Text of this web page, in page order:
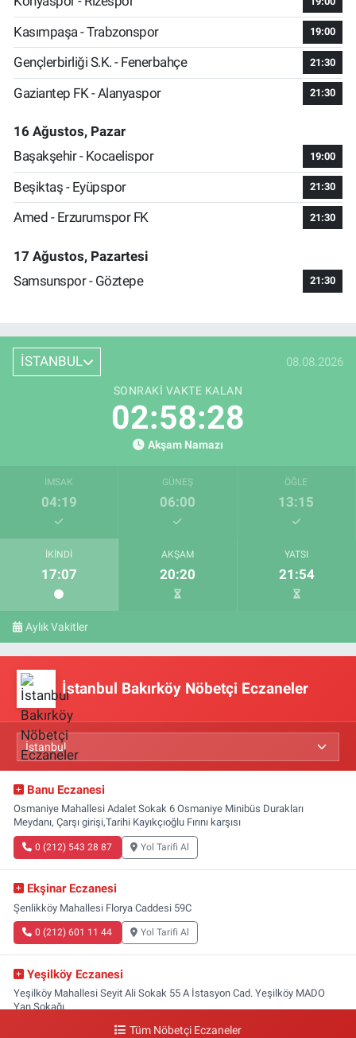
Kasımpaşa - Trabzonspor 19:00
Gençlerbirliği S.K. - Fenerbahçe 21:30
Gaziantep FK - Alanyaspor 21:30
16 Ağustos, Pazar
Başakşehir - Kocaelispor
19:00
Beşiktaş - Eyüpspor 21:30
Amed - Erzurumspor FK 21:30
17 Ağustos, Pazartesi
Samsunspor - Göztepe
21:30
İSTANBUL 08.08.2026
SONRAKI VAKTE KALAN
02:58:28
Akşam Namazı
İMSAK
04:19
GÜNEŞ
06:00
ÖĞLE
13:15
İKINDI
17:07
AKŞAM
20:20
YATSI
21:54
Aylık Vakitler
İstanbul Bakırköy Nöbetçi Eczaneler
Banu Eczanesi
Osmaniye Mahallesi Adalet Sokak 6 Osmaniye Minibüs Durakları
Meydanı, Çarşı girişi,Tarihi Kayıkçıoğlu Fırını karşısı
0 (212) 543 28 87 Yol Tarifi Al
Ekşinar Eczanesi
Şenlikköy Mahallesi Florya Caddesi 59C
0 (212) 601 11 44 Yol Tarifi Al
Yeşilköy Eczanesi
Yeşilköy Mahallesi Seyit Ali Sokak 55 A İstasyon Cad. Yeşilköy MADO
Yan Sokağı
Yol Tarifi Al
Tüm Nöbetçi Eczaneler